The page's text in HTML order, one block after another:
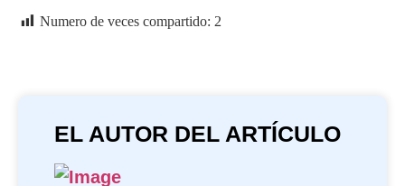
Numero de veces compartido: 2
EL AUTOR DEL ARTÍCULO